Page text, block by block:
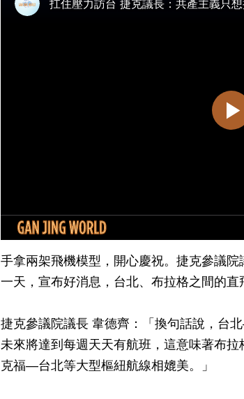
手拿兩架飛機模型，開心慶祝。捷克參議
一天，宣布好消息，台北、布拉格之間的直
捷克參議院議長 韋德齊：「換句話說，台
未來將達到每週天天有航班，這意味著布
克福—台北等大型樞紐航線相媲美。」